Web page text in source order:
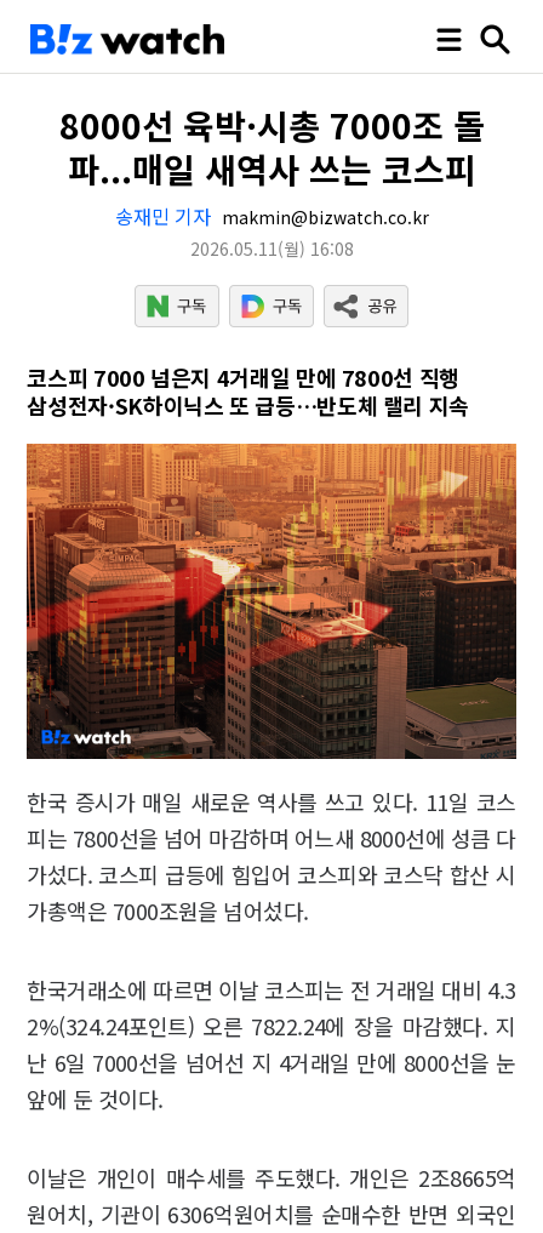
8000선 육박·시총 7000조 돌
파...매일 새역사 쓰는 코스피
송재민 기자 makmin@bizwatch.co.kr
2026.05.11(월) 16:08
코스피 7000 넘은지 4거래일 만에 7800선 직행
삼성전자·SK하이닉스 또 급등…반도체 랠리 지속
한국 증시가 매일 새로운 역사를 쓰고 있다. 11일 코스
피는 7800선을 넘어 마감하며 어느새 8000선에 성큼 다
가섰다. 코스피 급등에 힘입어 코스피와 코스닥 합산 시
가총액은 7000조원을 넘어섰다.
한국거래소에 따르면 이날 코스피는 전 거래일 대비 4.3
2%(324.24포인트) 오른 7822.24에 장을 마감했다. 지
난 6일 7000선을 넘어선 지 4거래일 만에 8000선을 눈
앞에 둔 것이다.
이날은 개인이 매수세를 주도했다. 개인은 2조8665억
원어치, 기관이 6306억원어치를 순매수한 반면 외국인